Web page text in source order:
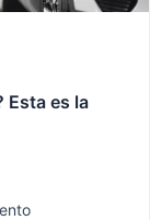
Esta es la